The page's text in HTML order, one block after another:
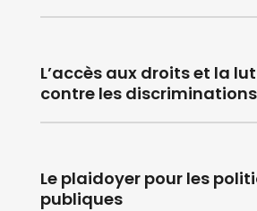
L’accès aux droits et la
contre les discriminations
Le plaidoyer pour les
publiques